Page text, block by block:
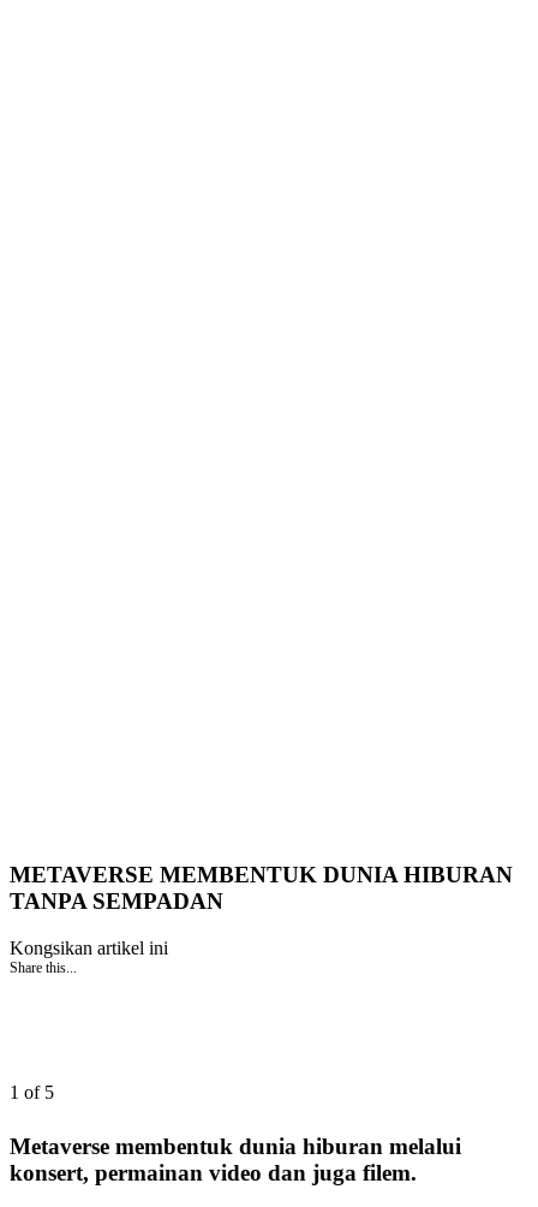
METAVERSE MEMBENTUK DUNIA HIBURAN
TANPA SEMPADAN
Kongsikan artikel ini
Share this...
1 of 5
Metaverse membentuk dunia hiburan melalui
konsert, permainan video dan juga filem.